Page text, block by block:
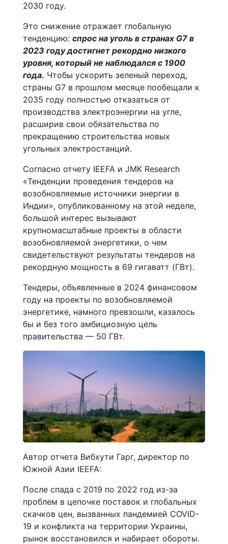
2030 году.
Это снижение отражает глобальную
тенденцию: спрос на уголь в странах G7 в
2023 году достигнет рекордно низкого
уровня, который не наблюдался с 1900
года. Чтобы ускорить зеленый переход,
страны G7 в прошлом месяце пообещали к
2035 году полностью отказаться от
производства электроэнергии на угле,
расширив свои обязательства по
прекращению строительства новых
угольных электростанций.
Согласно отчету IEEFA и JMK Research
«Тенденции проведения тендеров на
возобновляемые источники энергии в
Индии», опубликованному на этой неделе,
большой интерес вызывают
крупномасштабные проекты в области
возобновляемой энергетики, о чем
свидетельствуют результаты тендеров на
рекордную мощность в 69 гигаватт (ГВт).
Тендеры, объявленные в 2024 финансовом
году на проекты по возобновляемой
энергетике, намного превзошли, казалось
бы и без того амбициозную цель
правительства — 50 ГВт.
Автор отчета Вибхути Гарг, директор по
Южной Азии IEEFA:
После спада с 2019 по 2022 год из-за
проблем в цепочке поставок и глобальных
скачков цен, вызванных пандемией COVID-
19 и конфликта на территории Украины,
рынок восстановился и набирает обороты.